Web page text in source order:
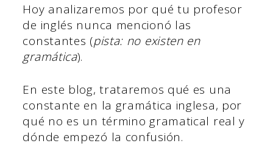
Hoy analizaremos por qué tu profesor
de inglés nunca mencionó las
constantes (pista: no existen en
gramática).
En este blog, trataremos qué es una
constante en la gramática inglesa, por
qué no es un término gramatical real y
dónde empezó la confusión.